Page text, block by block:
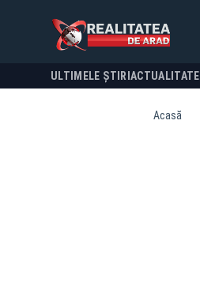
ULTIMELE ȘTIRI ACTUALITATE
Acasă